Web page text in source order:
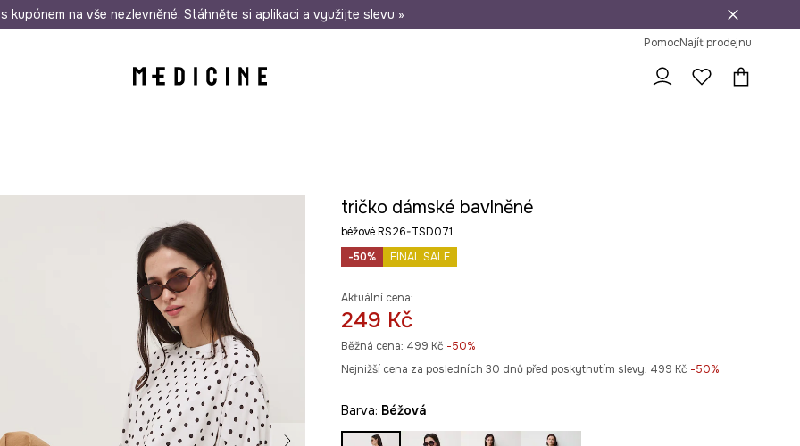
nákupu nad 1 200 Kč Odeslání i do 24 hodin 30 dní na vrácení zboží
s kupónem na vše nezlevněné. Stáhněte si aplikaci a využijte slevu »
PomocNajít prodejnu
tričko dámské bavlněné
béžové RS26-TSD071
-50%
FINAL SALE
Aktuální cena:
249 Kč
Běžná cena: 499 Kč -50%
Nejnižší cena za posledních 30 dnů před poskytnutím slevy: 499 Kč -50%
Barva: béžová